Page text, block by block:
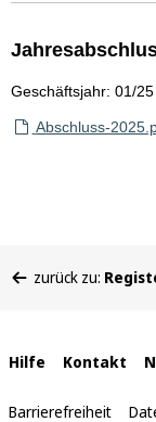
Geschäftsjahr: 01/
Abschluss-
befinden
zurück zu:
Interne
Links
Hilfe Kontakt
Barrierefreiheit